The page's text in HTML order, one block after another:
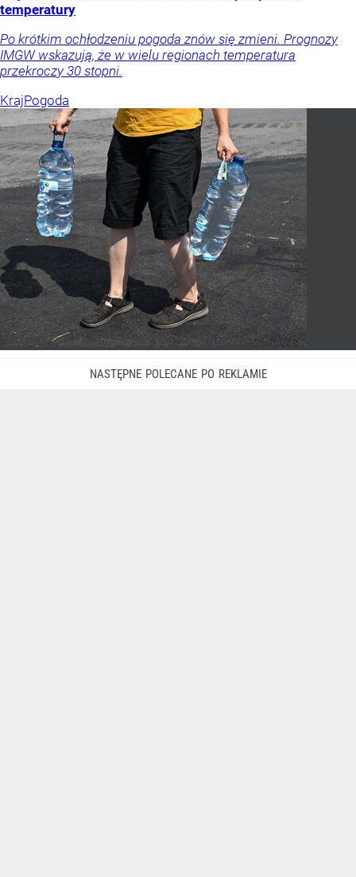
temperatury
Po krótkim ochłodzeniu pogoda znów się zmieni. Prognozy
IMGW wskazują, że w wielu regionach temperatura
przekroczy 30 stopni.
KrajPogoda